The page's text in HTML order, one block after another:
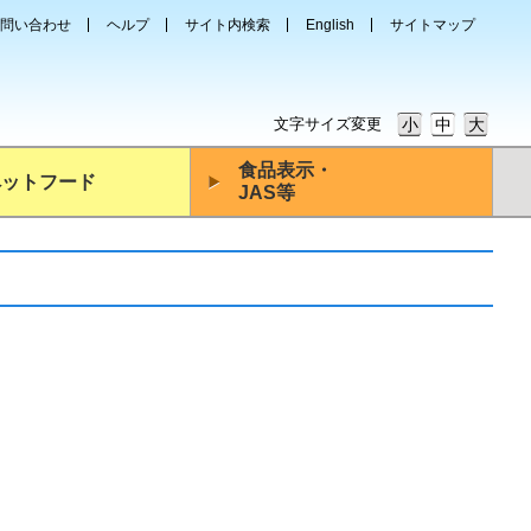
い合わせ ヘルプ サイト内検索 English サイトマップ
文字サイズ変更 小 中 大
トフード
食品表示・
JAS等